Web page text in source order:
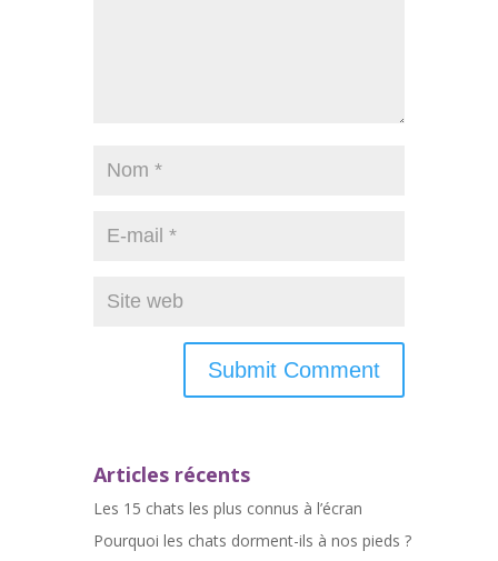
Articles récents
Les 15 chats les plus connus à l’écran
Pourquoi les chats dorment-ils à nos pieds ?